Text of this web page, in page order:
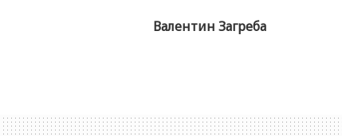
Валентин Загреба